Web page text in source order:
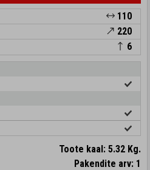
110
220
6
Toote kaal: 5.32 Kg.
Pakendite arv: 1